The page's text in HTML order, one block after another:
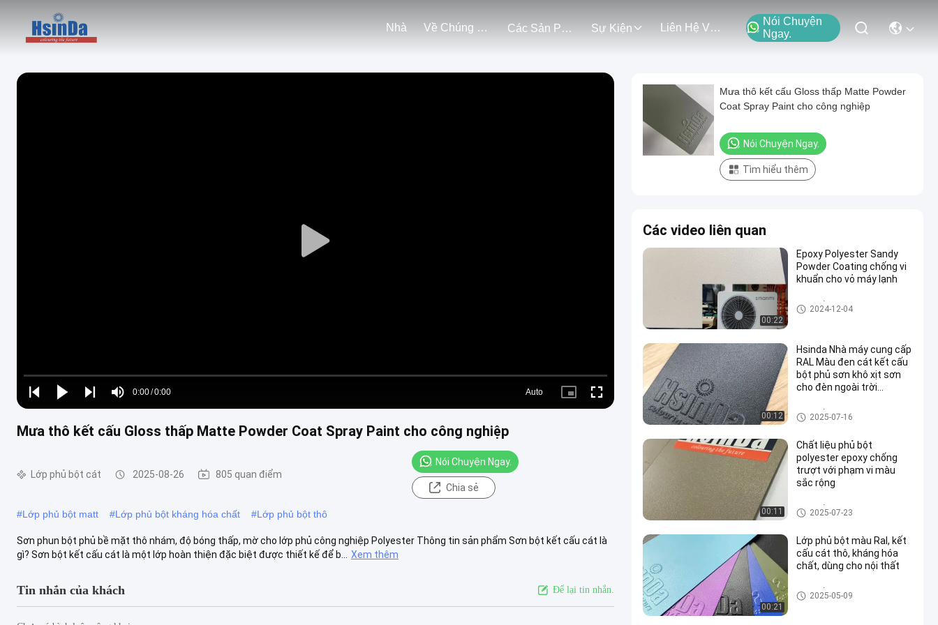
Nhà Về Chúng Tôi Các Sản Phẩm Sự Kiện Liên Hệ Với Chúng Tôi
Nói Chuyện
Ngay.
Play
Play
Play
Play
Mute
Time
0:00/0:00
Loaded:
0%
Auto
Picture- Fullscreen
Mưa thô kết cấu Gloss thấp Matte Powder Coat Spray Paint cho công nghiệp
Lớp phủ bột cát 2025-08-26 805 quan điểm
Nói Chuyện Ngay.
Chia sẻ
#Lớp phủ bột matt #Lớp phủ bột kháng hóa chất #Lớp phủ bột thô
Sơn phun bột phủ bề mặt thô nhám, độ bóng thấp, mờ cho lớp phủ công nghiệp Polyester Thông tin sản phẩm Sơn bột kết cấu cát là
gì? Sơn bột kết cấu cát là một lớp hoàn thiện đặc biệt được thiết kế để b...
Xem thêm
Tin nhắn của khách Để lại tin nhắn.
Mưa thô kết cấu Gloss thấp Matte Powder
Coat Spray Paint cho công nghiệp
Nói Chuyện Ngay.
Tìm hiểu thêm
Các video liên quan
00:22
Epoxy Polyester Sandy
Powder Coating chống vi
khuẩn cho vỏ máy lạnh
Lớp phủ bột cát
2024-12-04
00:12
Hsinda Nhà máy cung cấp
RAL Màu đen cát kết cấu
bột phủ sơn khô xịt sơn
cho đèn ngoài trời
Lớp phủ bột cát
2025-07-16
00:11
Chất liệu phủ bột
polyester epoxy chống
trượt với phạm vi màu
sắc rộng
Lớp phủ bột cát
2025-07-23
00:21
Lớp phủ bột màu Ral, kết
cấu cát thô, kháng hóa
chất, dùng cho nội thất
Lớp phủ bột cát
2025-05-09